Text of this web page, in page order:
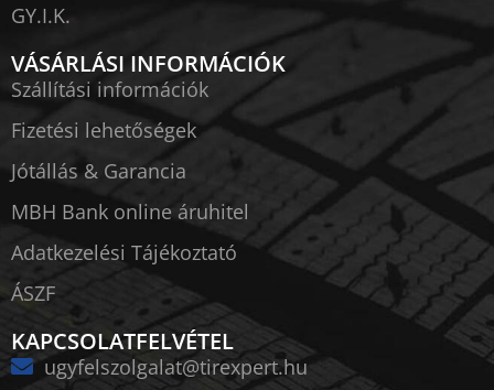
GY.I.K.
VÁSÁRLÁSI INFORMÁCIÓK
Szállítási információk
Fizetési lehetőségek
Jótállás & Garancia
MBH Bank online áruhitel
Adatkezelési Tájékoztató
ÁSZF
KAPCSOLATFELVÉTEL
ugyfelszolgalat@tirexpert.hu